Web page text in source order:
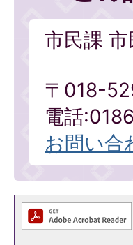
市民課
〒018-
電話
お問い合